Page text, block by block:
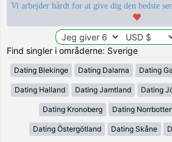
Vi arbejder hårdt for at give dig den bedste
Find singler i områderne: Sverige
Dating Blekinge Dating Dalarna Dating
Dating Halland Dating Jamtland Dating
Dating Kronoberg Dating Norrbotten
Dating Östergötland Dating Skåne